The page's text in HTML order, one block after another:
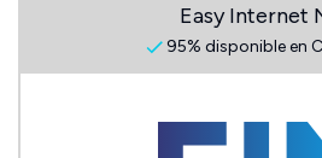
Easy Internet
95% disponible en